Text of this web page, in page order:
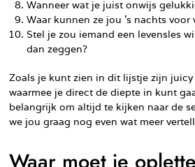
Wanneer wat je juist onwijs
Waar kunnen ze jou ’s nachts voor
Stel je zou iemand een levensles
dan zeggen?
Zoals je kunt zien in dit lijstje zijn juicy
waarmee je direct de diepte in kunt
belangrijk om altijd te kijken naar de
we jou graag nog even wat meer